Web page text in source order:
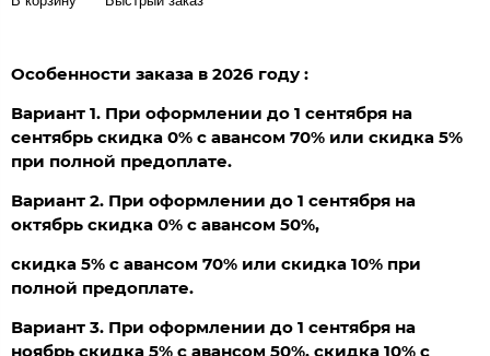
Особенности заказа в 2026 году :
Вариант 1. При оформлении до 1 сентября на
сентябрь скидка 0% с авансом 70% или скидка 5%
при полной предоплате.
Вариант 2. При оформлении до 1 сентября на
октябрь скидка 0% с авансом 50%,
скидка 5% с авансом 70% или скидка 10% при
полной предоплате.
Вариант 3. При оформлении до 1 сентября на
ноябрь скидка 5% с авансом 50%, скидка 10% с